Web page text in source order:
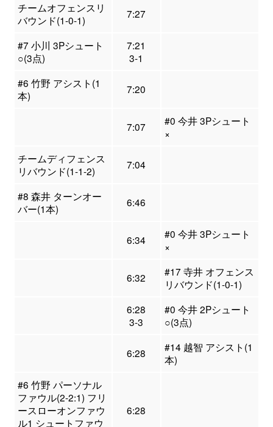
チームオフェンスリ
バウンド(1-0-1)
7:27
#7 小川 3Pシュート
○(3点)
7:21
3-1
#6 竹野 アシスト(1
本)
7:20
7:07
#0 今井 3Pシュート
×
チームディフェンス
リバウンド(1-1-2)
7:04
#8 森井 ターンオー
バー(1本)
6:46
6:34
#0 今井 3Pシュート
×
6:32
#17 寺井 オフェンス
リバウンド(1-0-1)
6:28
3-3
#0 今井 2Pシュート
○(3点)
6:28
#14 越智 アシスト(1
本)
#6 竹野 パーソナル
ファウル(2-2:1) フリ
ースローオンファウ
ル1 シュートファウ
6:28